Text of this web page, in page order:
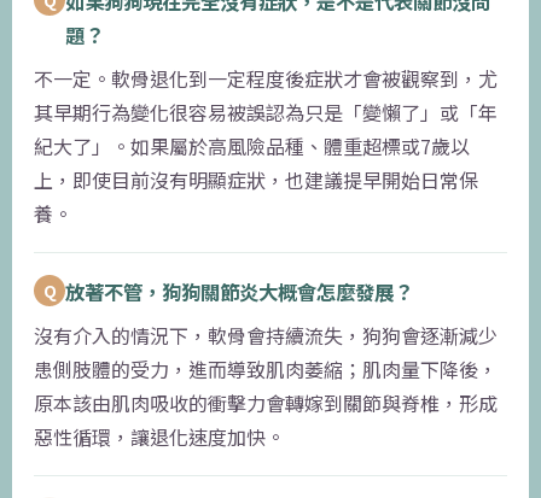
題？
不一定。軟骨退化到一定程度後症狀才會被觀察到，尤
其早期行為變化很容易被誤認為只是「變懶了」或「年
紀大了」。如果屬於高風險品種、體重超標或7歲以
上，即使目前沒有明顯症狀，也建議提早開始日常保
養。
Q 放著不管，狗狗關節炎大概會怎麼發展？
沒有介入的情況下，軟骨會持續流失，狗狗會逐漸減少
患側肢體的受力，進而導致肌肉萎縮；肌肉量下降後，
原本該由肌肉吸收的衝擊力會轉嫁到關節與脊椎，形成
惡性循環，讓退化速度加快。